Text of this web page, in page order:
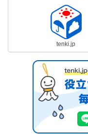
tenki.jp